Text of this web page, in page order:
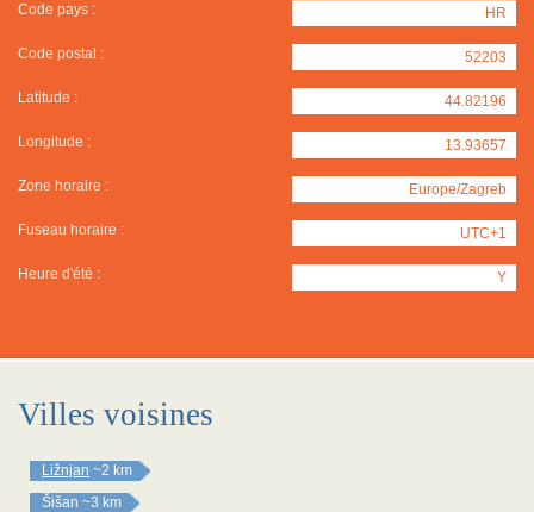
Code pays : HR
Code postal : 52203
Latitude : 44.82196
Longitude : 13.93657
Zone horaire : Europe/Zagreb
Fuseau horaire : UTC+1
Heure d'été : Y
Villes voisines
Ližnjan ~2 km
Šišan ~3 km